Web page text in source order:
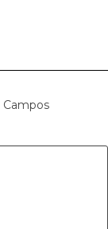
Campos